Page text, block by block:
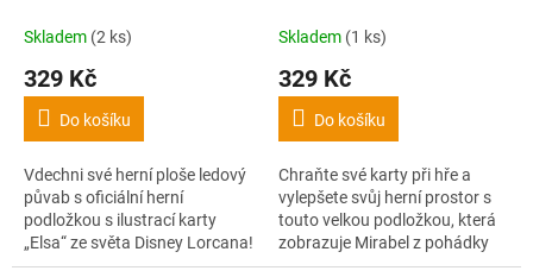
Skladem (2 ks)
329 Kč
Do košíku
Vdechni své herní ploše ledový
půvab s oficiální herní
podložkou s ilustrací karty
„Elsa“ ze světa Disney Lorcana!
Podložka chrání tvé karty
Skladem (1 ks)
329 Kč
Do košíku
Chraňte své karty při hře a
vylepšete svůj herní prostor s
touto velkou podložkou, která
zobrazuje Mirabel z pohádky
Encanto.